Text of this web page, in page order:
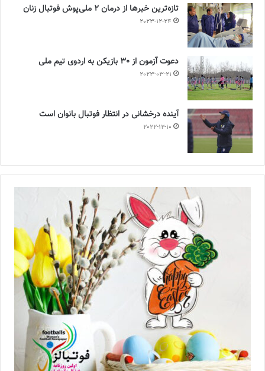
تازه‌ترین خبرها از درمان ۲ ملی‌پوش فوتبال زنان
2023-12-24
دعوت آزمون از 30 بازیکن به اردوی تیم ملی
2023-03-21
آینده درخشانی در انتظار فوتبال بانوان است
2022-12-10